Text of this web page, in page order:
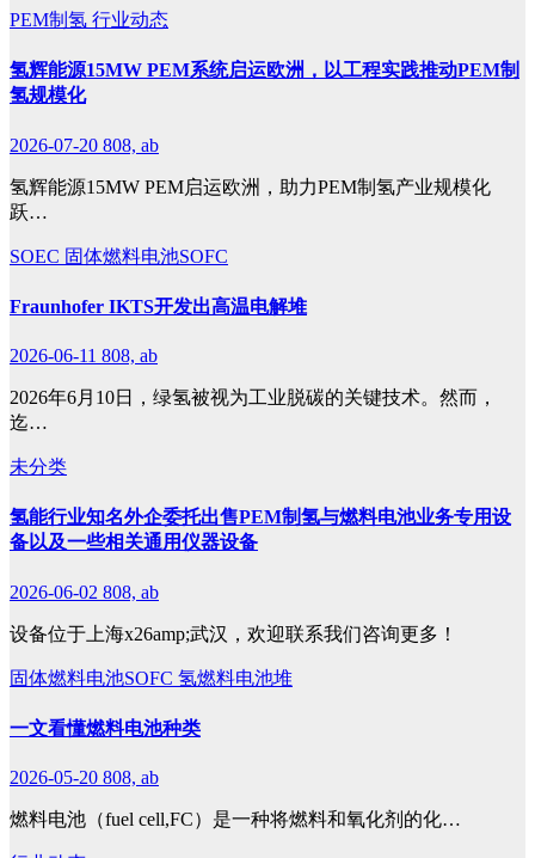
PEM制氢 行业动态
氢辉能源15MW PEM系统启运欧洲，以工程实践推动PEM制
氢规模化
2026-07-20 808, ab
氢辉能源15MW PEM启运欧洲，助力PEM制氢产业规模化
跃…
SOEC 固体燃料电池SOFC
Fraunhofer IKTS开发出高温电解堆
2026-06-11 808, ab
2026年6月10日，绿氢被视为工业脱碳的关键技术。然而，
迄…
未分类
氢能行业知名外企委托出售PEM制氢与燃料电池业务专用设
备以及一些相关通用仪器设备
2026-06-02 808, ab
设备位于上海x26amp;武汉，欢迎联系我们咨询更多！
固体燃料电池SOFC 氢燃料电池堆
一文看懂燃料电池种类
2026-05-20 808, ab
燃料电池（fuel cell,FC）是一种将燃料和氧化剂的化…